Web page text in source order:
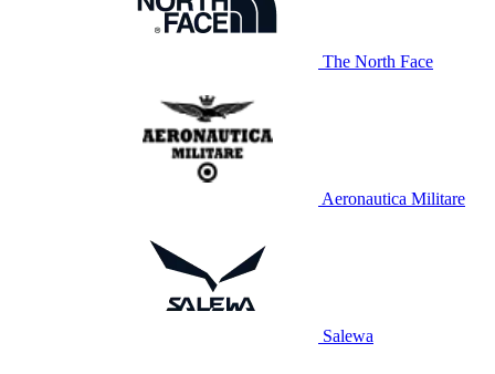
The North Face
Aeronautica Militare
Salewa